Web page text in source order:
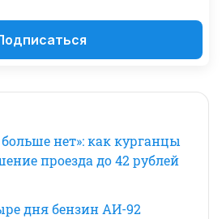
нет»: как курганцы
проезда до 42 рублей
дня бензин АИ-92